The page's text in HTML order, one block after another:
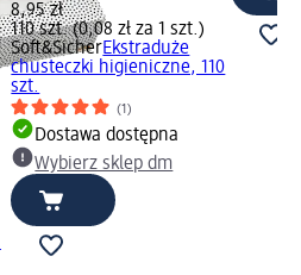
8,95 zł
110 szt. (0,08 zł za 1 szt.)
Soft&SicherEkstraduże
chusteczki higieniczne, 110
szt.
(1)
Dostawa dostępna
Wybierz sklep dm